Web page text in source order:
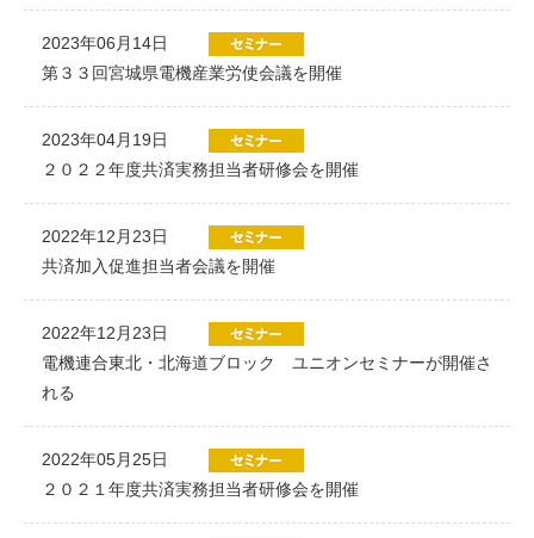
2023年06月14日
第３３回宮城県電機産業労使会議を開催
2023年04月19日
２０２２年度共済実務担当者研修会を開催
2022年12月23日
共済加入促進担当者会議を開催
2022年12月23日
電機連合東北・北海道ブロック ユニオンセミナーが開催さ
れる
2022年05月25日
２０２１年度共済実務担当者研修会を開催